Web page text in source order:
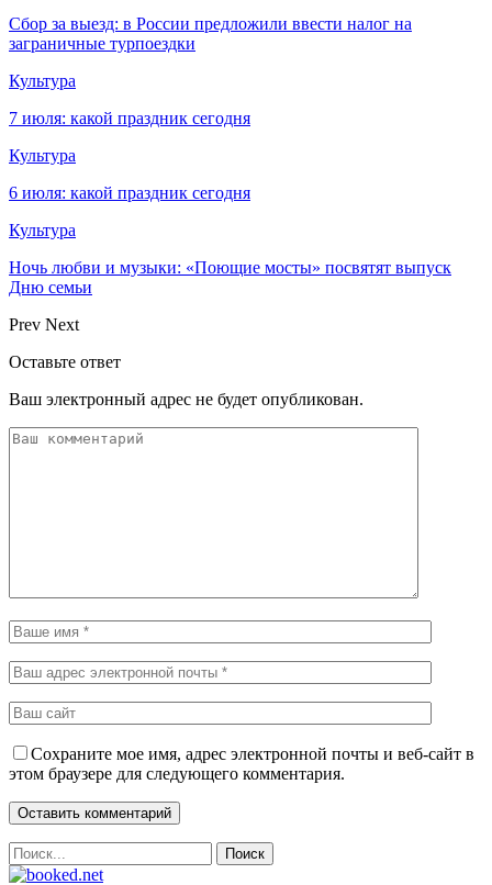
Сбор за выезд: в России предложили ввести налог на
заграничные турпоездки
Культура
7 июля: какой праздник сегодня
Культура
6 июля: какой праздник сегодня
Культура
Ночь любви и музыки: «Поющие мосты» посвятят выпуск
Дню семьи
Prev Next
Оставьте ответ
Ваш электронный адрес не будет опубликован.
Сохраните мое имя, адрес электронной почты и веб-сайт в
этом браузере для следующего комментария.